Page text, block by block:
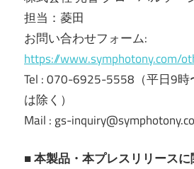
担当：菱田
お問い合わせフォーム:
https://www.symphotony.com/
Tel : 070-6925-5558（平日9時
は除く）
Mail : gs-
■ 本製品・本プレスリリース